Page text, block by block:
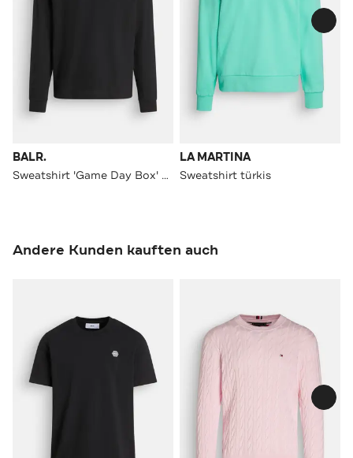
BALR.
Sweatshirt 'Game Day Box' schwarz
LA MARTINA
Sweatshirt türkis
Andere Kunden kauften auch